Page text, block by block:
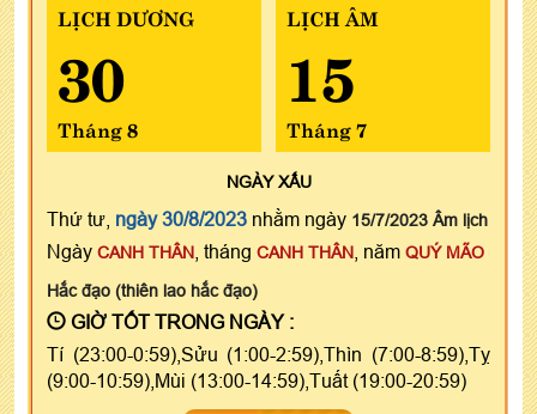
LỊCH DƯƠNG
30
Tháng 8
LỊCH ÂM
15
Tháng 7
NGÀYXẤU
Thứ tư, ngày 30/8/2023 nhằm ngày 15/7/2023 Âm lịch
Ngày CANH THÂN , tháng CANH THÂN , năm QUÝ MÃO
Hắc đạo (thiên lao hắc đạo)
GIỜ TỐT TRONG NGÀY :
Tí (23:00-0:59),Sửu (1:00-2:59),Thìn (7:00-8:59),Tỵ
(9:00-10:59),Mùi (13:00-14:59),Tuất (19:00-20:59)